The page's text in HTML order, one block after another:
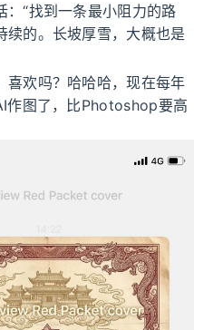
：“找到一条最小阻力的路
续的。长坡厚雪，大概也是
喜欢吗？哈哈哈，现在每年
作图了，比Photoshop要高